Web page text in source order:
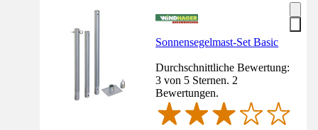
Sonnensegelmast-Set Basic
Durchschnittliche Bewertung:
3 von 5 Sternen. 2
Bewertungen.